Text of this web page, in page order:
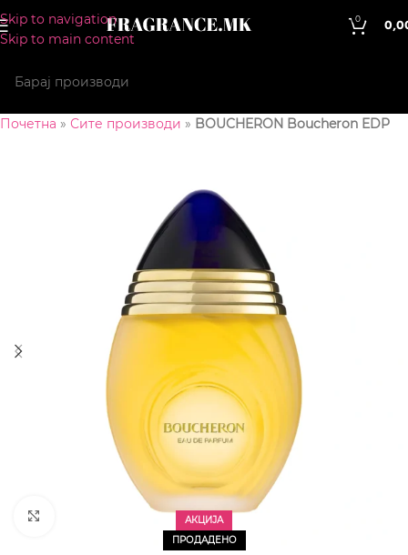
Skip to navigation
Skip to main content
0
Почетна » Сите производи » BOUCHERON Boucheron EDP
АКЦИЈА
ПРОДАДЕНО
CLICK TO ENLARGE